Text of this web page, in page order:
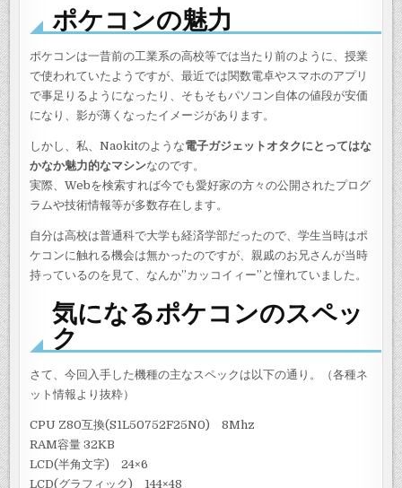
ポケコンの魅力
ポケコンは一昔前の工業系の高校等では当たり前のように、授業
で使われていたようですが、最近では関数電卓やスマホのアプリ
で事足りるようになったり、そもそもパソコン自体の値段が安価
になり、影が薄くなったイメージがあります。
しかし、私、Naokitのような電子ガジェットオタクにとってはな
かなか魅力的なマシンなのです。
実際、Webを検索すれば今でも愛好家の方々の公開されたプログ
ラムや技術情報等が多数存在します。
自分は高校は普通科で大学も経済学部だったので、学生当時はポ
ケコンに触れる機会は無かったのですが、親戚のお兄さんが当時
持っているのを見て、なんか”カッコイィー”と憧れていました。
気になるポケコンのスペッ
ク
さて、今回入手した機種の主なスペックは以下の通り。（各種ネ
ット情報より抜粋）
CPU Z80互換(S1L50752F25N0) 8Mhz
RAM容量 32KB
LCD(半角文字) 24×6
LCD(グラフィック) 144×48